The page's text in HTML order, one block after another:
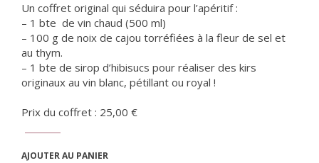
Un coffret original qui séduira pour l’apéritif :
– 1 bte de vin chaud (500 ml)
– 100 g de noix de cajou torréfiées à la fleur de sel et
au thym.
– 1 bte de sirop d’hibisucs pour réaliser des kirs
originaux au vin blanc, pétillant ou royal !
Prix du coffret : 25,00 €
AJOUTER AU PANIER